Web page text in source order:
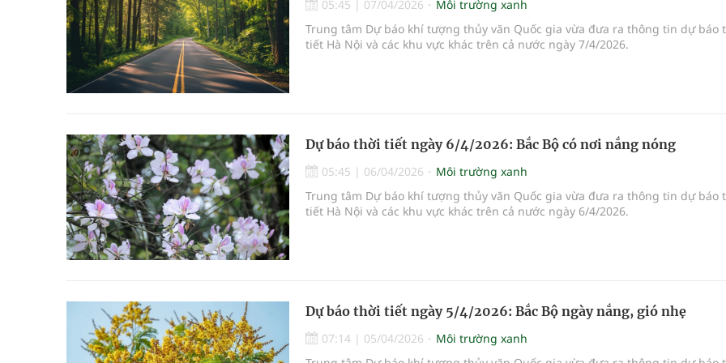
05:45 | 07/04/2026
Môi trường xanh
Trung tâm Dự báo khí tượng thủy văn Quốc gia vừa đưa ra thông tin dự báo
tiết Hà Nội và các khu vực khác trên cả nước ngày 7/4/2026.
Dự báo thời tiết ngày 6/4/2026: Bắc Bộ có nơi nắng nóng
05:45 | 06/04/2026
Môi trường xanh
Trung tâm Dự báo khí tượng thủy văn Quốc gia vừa đưa ra thông tin dự báo
tiết Hà Nội và các khu vực khác trên cả nước ngày 6/4/2026.
Dự báo thời tiết ngày 5/4/2026: Bắc Bộ ngày nắng, gió nhẹ
07:14 | 05/04/2026
Môi trường xanh